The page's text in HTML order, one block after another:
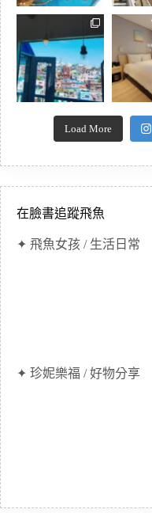
Load More
在臉書追蹤飛魚
✦ 飛魚女孩 / 生活日常
✦ 珍妮樂福 / 好物分享